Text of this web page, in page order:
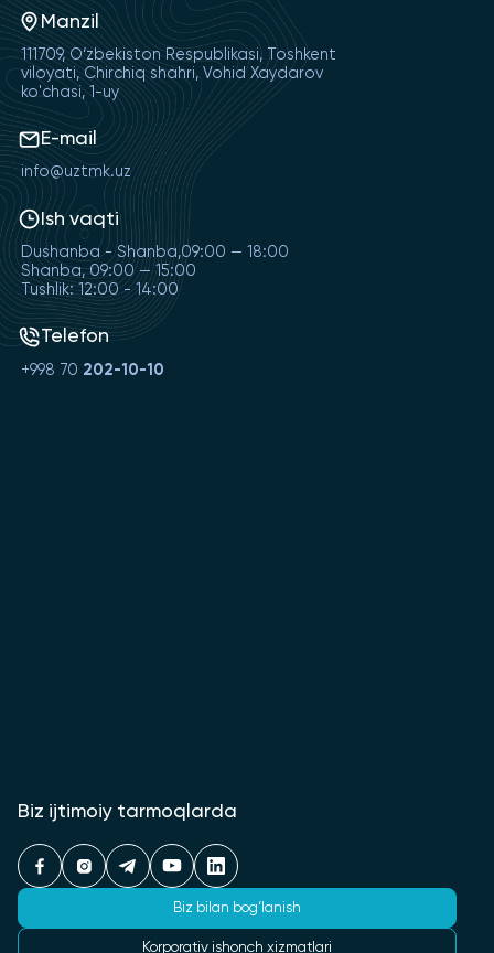
Manzil
111709, O‘zbekiston Respublikasi, Toshkent
viloyati, Chirchiq shahri, Vohid Xaydarov
ko'chasi, 1-uy
E-mail
info@uztmk.uz
Ish vaqti
Dushanba - Shanba,09:00 — 18:00
Shanba, 09:00 — 15:00
Tushlik: 12:00 - 14:00
Telefon
+998 70 202-10-10
Biz ijtimoiy tarmoqlarda
Biz bilan bog‘lanish
Korporativ ishonch xizmatlari